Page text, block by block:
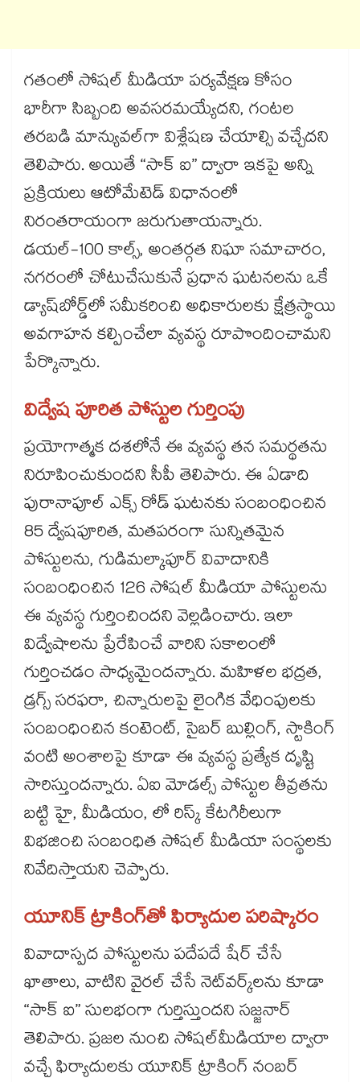
గతంలో సోషల్ మీడియా పర్యవేక్షణ కోసం
భారీగా సిబ్బంది అవసరమయ్యేదని, గంటల
తరబడి మాన్యువల్​గా విశ్లేషణ చేయాల్సి వచ్చేదని
తెలిపారు. అయితే “సాక్ ఐ” ద్వారా ఇకపై అన్ని
ప్రక్రియలు ఆటోమేటెడ్ విధానంలో
నిరంతరాయంగా జరుగుతాయన్నారు.
డయల్-100 కాల్స్, అంతర్గత నిఘా సమాచారం,
నగరంలో చోటుచేసుకునే ప్రధాన ఘటనలను ఒకే
డ్యాష్​బోర్డ్​లో సమీకరించి అధికారులకు క్షేత్రస్థాయి
అవగాహన కల్పించేలా వ్యవస్థ రూపొందించామని
పేర్కొన్నారు.
విద్వేష పూరిత పోస్టుల గుర్తింపు
ప్రయోగాత్మక దశలోనే ఈ వ్యవస్థ తన సమర్థతను
నిరూపించుకుందని సీపీ తెలిపారు. ఈ ఏడాది
పురానాపూల్ ఎక్స్ రోడ్ ఘటనకు సంబంధించిన
85 ద్వేషపూరిత, మతపరంగా సున్నితమైన
పోస్టులను, గుడిమల్కాపూర్ వివాదానికి
సంబంధించిన 126 సోషల్ మీడియా పోస్టులను
ఈ వ్యవస్థ గుర్తించిందని వెల్లడించారు. ఇలా
విద్వేషాలను ప్రేరేపించే వారిని సకాలంలో
గుర్తించడం సాధ్యమైందన్నారు. మహిళల భద్రత,
డ్రగ్స్ సరఫరా, చిన్నారులపై లైంగిక వేధింపులకు
సంబంధించిన కంటెంట్, సైబర్ బుల్లింగ్, స్టాకింగ్
వంటి అంశాలపై కూడా ఈ వ్యవస్థ ప్రత్యేక దృష్టి
సారిస్తుందన్నారు. ఏఐ మోడల్స్ పోస్టుల తీవ్రతను
బట్టి హై, మీడియం, లో రిస్క్ కేటగిరీలుగా
విభజించి సంబంధిత సోషల్ మీడియా సంస్థలకు
నివేదిస్తాయని చెప్పారు.
యూనిక్ ట్రాకింగ్​తో ఫిర్యాదుల పరిష్కారం
వివాదాస్పద పోస్టులను పదేపదే షేర్ చేసే
ఖాతాలు, వాటిని వైరల్ చేసే నెట్​వర్క్​లను కూడా
“సాక్ ఐ” సులభంగా గుర్తిస్తుందని సజ్జనార్
తెలిపారు. ప్రజల నుంచి సోషల్​మీడియాల ద్వారా
వచ్చే ఫిర్యాదులకు యూనిక్ ట్రాకింగ్ నంబర్